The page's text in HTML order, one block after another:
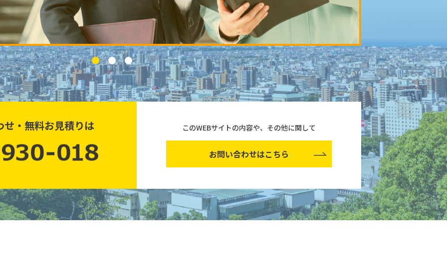
・無料お見積りは このWEBサイトの内容や、その他に関して
お問い合わせはこちら